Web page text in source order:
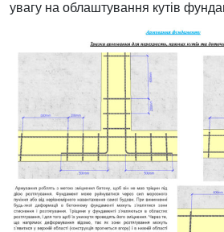
увагу на облаштування кутів